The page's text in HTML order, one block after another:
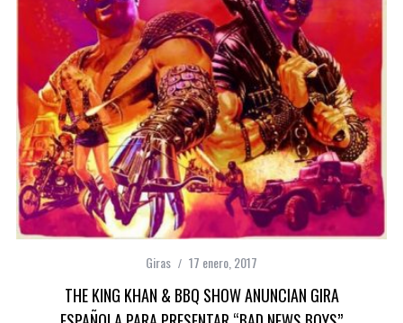
Giras 17 enero, 2017
THE KING KHAN & BBQ SHOW ANUNCIAN GIRA